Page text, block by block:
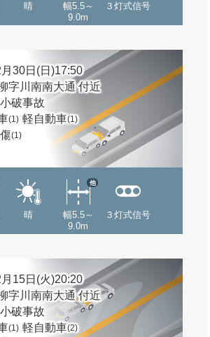
晴
幅5.5～
9.0m
３灯式信号
30日(日)17:50
字川南南大通 付近
破事故
(1) 軽自動車(1)
(1)
晴
幅5.5～
9.0m
他
３灯式信号
15日(火)20:20
字川南南大通 付近
破事故
(1) 軽自動車(2)